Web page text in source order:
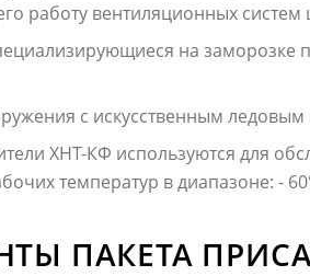
работу вентиляционных систем
на заморозке
с искусственным
ХНТ-КФ используются для
температур в диапазоне: -
ПАКЕТА